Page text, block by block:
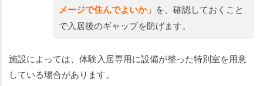
メージで住んでよいか」 を、確認しておくこと
で入居後のギャップを防げます。
施設によっては、体験入居専用に設備が整った特別室を用意
している場合があります。